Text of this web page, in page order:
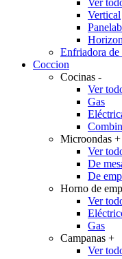
Ver
Vertical
Enfriadora de
Coccion
Cocinas -
Ver
Gas
Microondas +
Ver
De
De
Horno de
Ver
Gas
Campanas +
Ver